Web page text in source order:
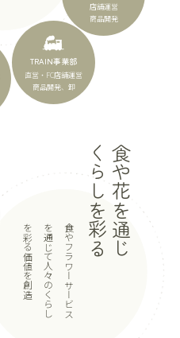
店舗運営
商品開発
TRAIN事業部
直営・FC店舗運営
商品開発、卸
食や花を通じ
くらしを彩る
食
や
フ
ラ
ワ
ー
サ
ー
ビ
ス
を
通
じ
て
人
々
の
く
ら
し
を
彩
る
価
値
を
創
造